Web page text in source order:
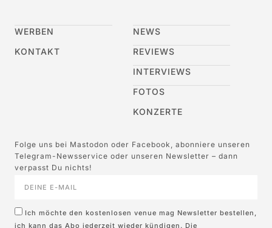
WERBEN
KONTAKT
NEWS
REVIEWS
INTERVIEWS
FOTOS
KONZERTE
Folge uns bei Mastodon oder Facebook, abonniere unseren
Telegram-Newsservice oder unseren Newsletter – dann
verpasst Du nichts!
Ich möchte den kostenlosen venue mag Newsletter bestellen,
ich kann das Abo jederzeit wieder kündigen. Die